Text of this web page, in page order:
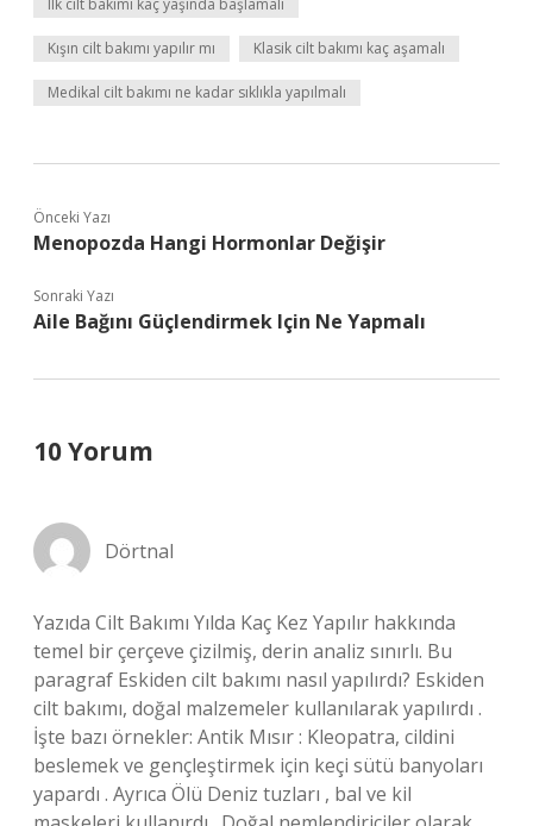
Ilk cilt bakımı kaç yaşında başlamalı
Kışın cilt bakımı yapılır mı Klasik cilt bakımı kaç aşamalı
Medikal cilt bakımı ne kadar sıklıkla yapılmalı
Önceki Yazı
Menopozda Hangi Hormonlar Değişir
Sonraki Yazı
Aile Bağını Güçlendirmek Için Ne Yapmalı
10 Yorum
Dörtnal
Yazıda Cilt Bakımı Yılda Kaç Kez Yapılır hakkında
temel bir çerçeve çizilmiş, derin analiz sınırlı. Bu
paragraf Eskiden cilt bakımı nasıl yapılırdı? Eskiden
cilt bakımı, doğal malzemeler kullanılarak yapılırdı .
İşte bazı örnekler: Antik Mısır : Kleopatra, cildini
beslemek ve gençleştirmek için keçi sütü banyoları
yapardı . Ayrıca Ölü Deniz tuzları , bal ve kil